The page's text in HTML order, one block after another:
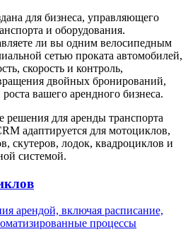
для бизнеса, управляющего
и оборудования.
ли вы одним велосипедным
сетью проката автомобилей,
скорость и контроль,
двойных бронирований,
вашего арендного бизнеса.
решения для аренды транспорта
адаптируется для мотоциклов,
скутеров, лодок, квадроциклов и
системой.
арендой, включая расписание,
процессы